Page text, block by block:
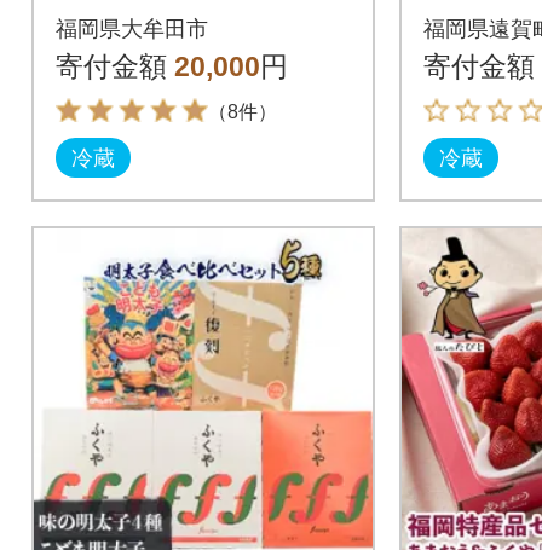
福岡県大牟田市
寄付金額 20,000円
（8件）
冷蔵
う」&ふ
太子」(
福岡県遠賀
寄付金額
冷蔵